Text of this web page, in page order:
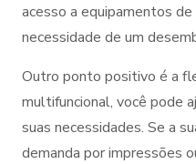
acesso a equipamentos
necessidade de um
Outro ponto positivo é a
multifuncional, você pode
suas necessidades. Se a
demanda por impressões